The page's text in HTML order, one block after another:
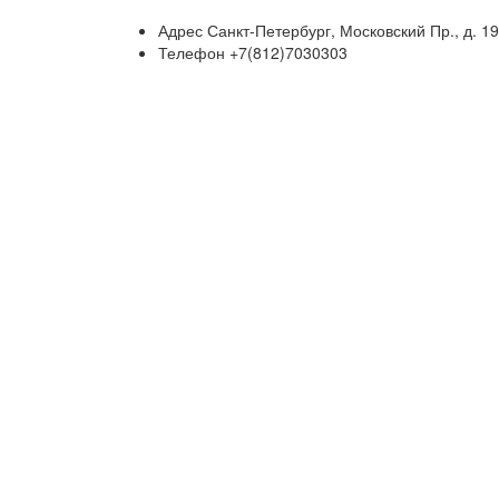
Адрес Санкт-Петербург, Московский Пр., д.
Телефон +7(812)7030303